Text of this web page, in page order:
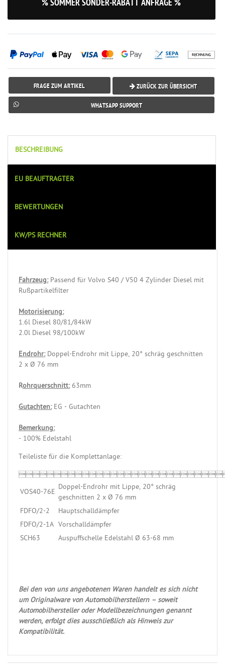
% SOMMER SONDER-RABATT ANFRAGE %
FRAGE ZUM ARTIKEL ZURÜCK ZUR ÜBERSICHT
WHATSAPP SUPPORT
BESCHREIBUNG
EU BEAUFTRAGTER
BEWERTUNGEN
KW/PS RECHNER
Fahrzeug:Passend für Volvo S40 / V50 4 Zylinder Diesel mit
Rußpartikelfilter
Motorisierung:
1.6l Diesel 80/81/84kW
2.0l Diesel 98/100kW
Endrohr:Doppel-Endrohr mit Lippe, 20° schräg geschnitten
2 x Ø 76 mm
Rohrquerschnitt:63mm
Gutachten:EG - Gutachten
Bemerkung:
- 100% Edelstahl
Teileliste für die Komplettanlage:
VOS40-76E
Doppel-Endrohr mit Lippe, 20° schräg
geschnitten 2 x Ø 76 mm
FDFO/2-2
Hauptschalldämpfer
FDFO/2-1A Vorschalldämpfer
SCH63
Auspuffschelle Edelstahl Ø 63-68 mm
Bei den von uns angebotenen Waren handelt es sich nicht
um Originalware von Automobilherstellern – soweit
Automobilhersteller oder Modellbezeichnungen genannt
werden, erfolgt dies ausschließlich als Hinweis zur
Kompatibilität.